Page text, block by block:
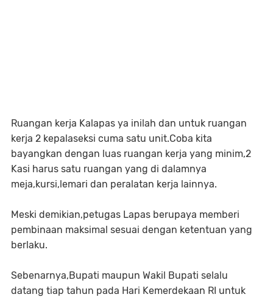
Ruangan kerja Kalapas ya inilah dan untuk ruangan
kerja 2 kepalaseksi cuma satu unit.Coba kita
bayangkan dengan luas ruangan kerja yang minim,2
Kasi harus satu ruangan yang di dalamnya
meja,kursi,lemari dan peralatan kerja lainnya.
Meski demikian,petugas Lapas berupaya memberi
pembinaan maksimal sesuai dengan ketentuan yang
berlaku.
Sebenarnya,Bupati maupun Wakil Bupati selalu
datang tiap tahun pada Hari Kemerdekaan RI untuk